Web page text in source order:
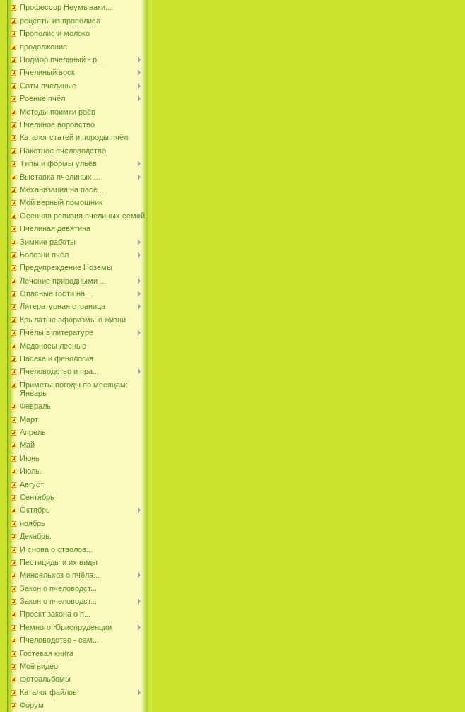
Профессор Неумываки...
рецепты из прополиса
Прополис и молоко
продолжение
Подмор пчелиный - р...
Пчелиный воск
Соты пчелиные
Роение пчёл
Методы поимки роёв
Пчелиное воровство
Каталог статей и породы пчёл
Пакетное пчеловодство
Типы и формы ульёв
Выставка пчелиных ...
Механизация на пасе...
Мой верный помошник
Осенняя ревизия пчелиных семей
Пчелиная девятина
Зимние работы
Болезни пчёл
Предупреждение Ноземы
Лечение природными ...
Опасные гости на ...
Литературная страница
Крылатые афоризмы о жизни
Пчёлы в литературе
Медоносы лесные
Пасека и фенология
Пчеловодство и пра...
Приметы погоды по месяцам:
Январь
Февраль
Март
Апрель
Май
Июнь
Июль.
Август
Сентябрь
Октябрь
ноябрь
Декабрь.
И снова о стволов...
Пестициды и их виды
Минсельхоз о пчёла...
Закон о пчеловодст...
Закон о пчеловодст...
Проект закона о п...
Немного Юриспруденции
Пчеловодство - сам...
Гостевая книга
Моё видео
фотоальбомы
Каталог файлов
Форум